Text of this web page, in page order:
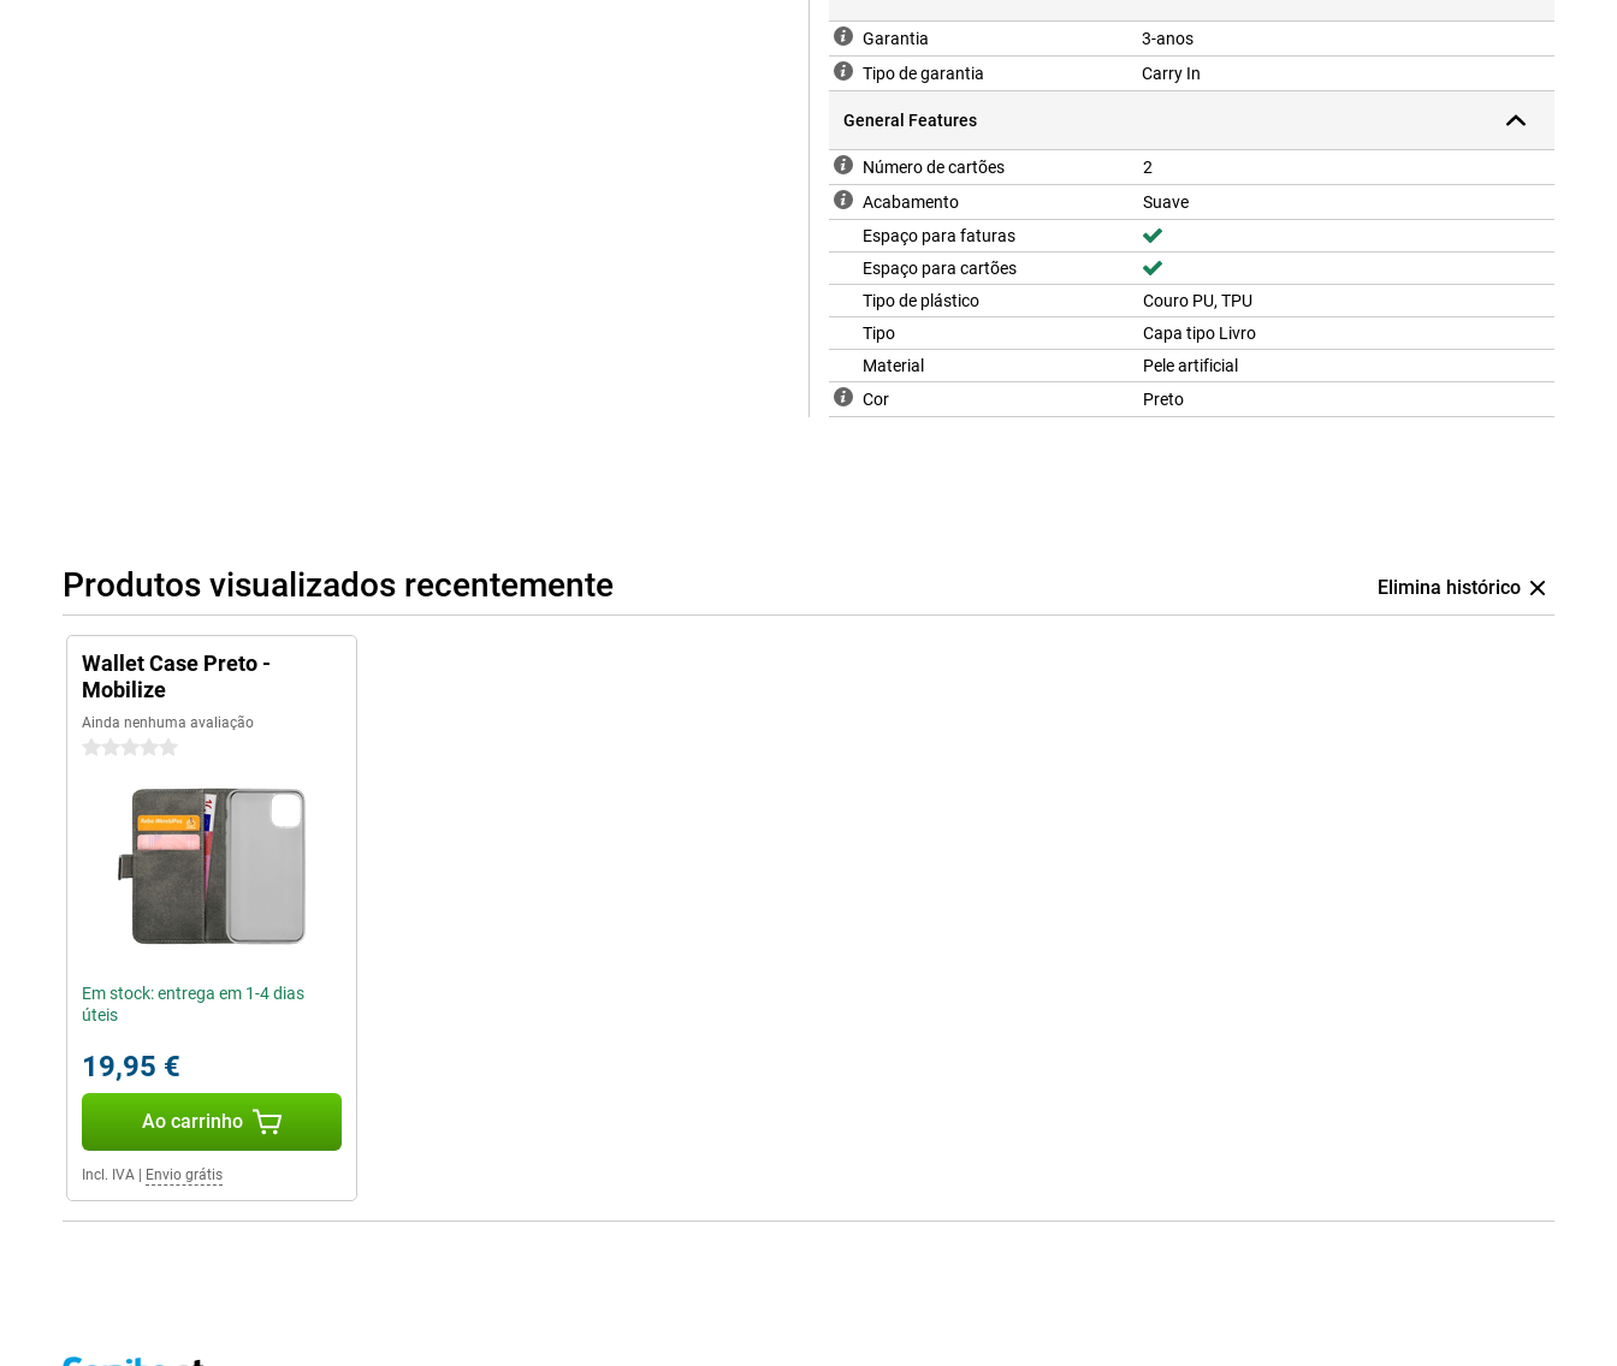
Garantia
3-anos
Tipo de garantia
Carry In
General Features
Número de cartões
2
Acabamento
Suave
Espaço para faturas
Espaço para cartões
Tipo de plástico
Couro PU, TPU
Tipo
Capa tipo Livro
Material
Pele artificial
Cor
Preto
Produtos visualizados recentemente Elimina histórico
Wallet Case Preto -
Mobilize
Ainda nenhuma avaliação
0 estrelas
Em stock: entrega em 1-4 dias
úteis
19,95 €
Ao carrinho
Incl. IVA Envio grátis